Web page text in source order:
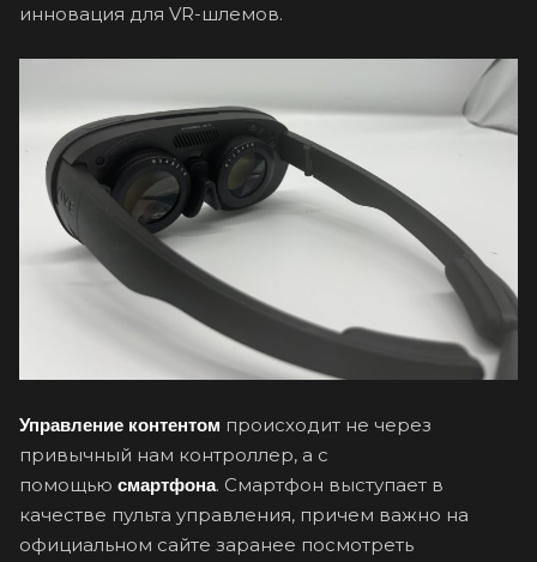
инновация для VR-шлемов.
Управление контентом происходит не через
привычный нам контроллер, а с
помощью смартфона. Смартфон выступает в
качестве пульта управления, причем важно на
официальном сайте заранее посмотреть